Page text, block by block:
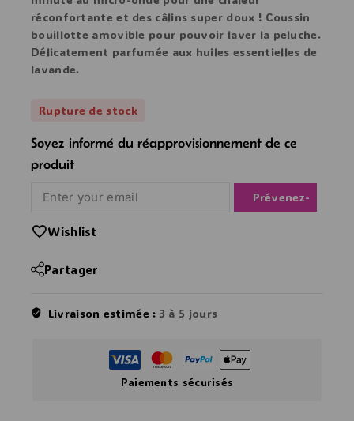
réconfortante et des câlins super doux ! Coussin
bouillotte amovible pour pouvoir laver la peluche.
Délicatement parfumée aux huiles essentielles de
lavande.
Rupture de stock
Soyez informé du réapprovisionnement de ce
produit
Notify Me
Wishlist
Partager
Livraison estimée : 3 à 5 jours
Paiements sécurisés